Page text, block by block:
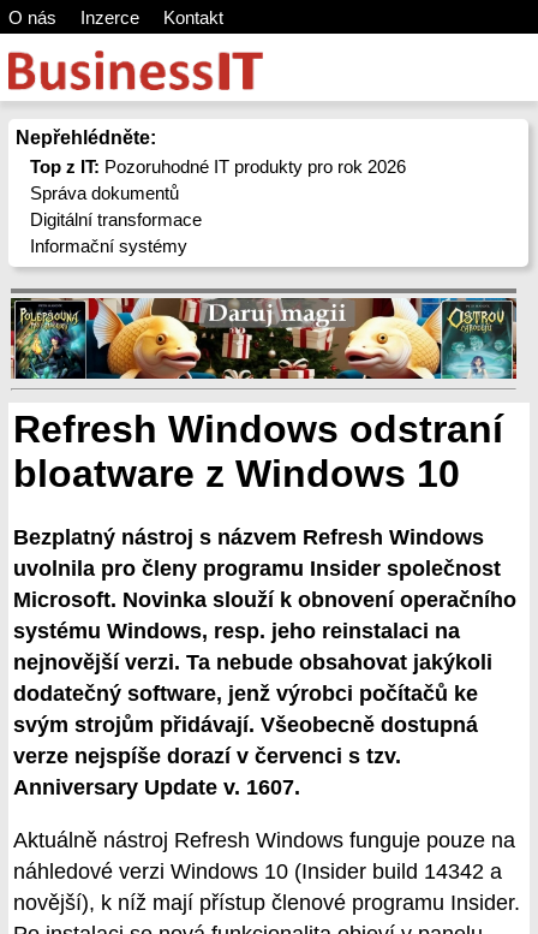
O nás Inzerce Kontakt
Nepřehlédněte:
Top z IT: Pozoruhodné IT produkty pro rok 2026
Správa dokumentů
Digitální transformace
Informační systémy
Refresh Windows odstraní
bloatware z Windows 10
Bezplatný nástroj s názvem Refresh Windows
uvolnila pro členy programu Insider společnost
Microsoft. Novinka slouží k obnovení operačního
systému Windows, resp. jeho reinstalaci na
nejnovější verzi. Ta nebude obsahovat jakýkoli
dodatečný software, jenž výrobci počítačů ke
svým strojům přidávají. Všeobecně dostupná
verze nejspíše dorazí v červenci s tzv.
Anniversary Update v. 1607.
Aktuálně nástroj Refresh Windows funguje pouze na
náhledové verzi Windows 10 (Insider build 14342 a
novější), k níž mají přístup členové programu Insider.